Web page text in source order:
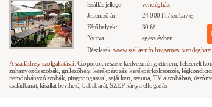
Szállás jellege: vendégház
Jellemző ár:
24 000 Ft / szoba / éj
Férőhelyek:
30 fő
Nyitva:
egész évben
Részletek: www.szallasinfo.hu/gemes_vendeghaz/
A szálláshely szolgáltatásai: Csoportok részére kedvezmény, étterem, felszerelt
zuhanyozós szobák, grillezőhely, kerékpározás, kerékpárkölcsönzés,
nemdohányzó szobák, pingpongasztal, saját kert, szauna, TV a szobában,
családbarát, kisállat bevihető, bababarát, SZÉP kártya elfogadás.